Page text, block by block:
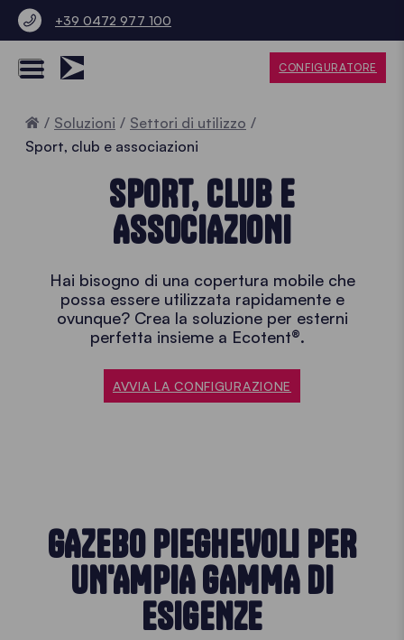
+39 0472 977 100
CONFIGURATORE
Home
Soluzioni
Settori di utilizzo
Sport, club e associazioni
SPORT, CLUB E
ASSOCIAZIONI
Hai bisogno di una copertura mobile che
possa essere utilizzata rapidamente e
ovunque? Crea la soluzione per esterni
perfetta insieme a Ecotent®.
AVVIA LA CONFIGURAZIONE
GAZEBO PIEGHEVOLI PER
UN'AMPIA GAMMA DI
ESIGENZE